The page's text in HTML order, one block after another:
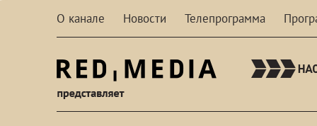
О канале Новости Телепрограмма